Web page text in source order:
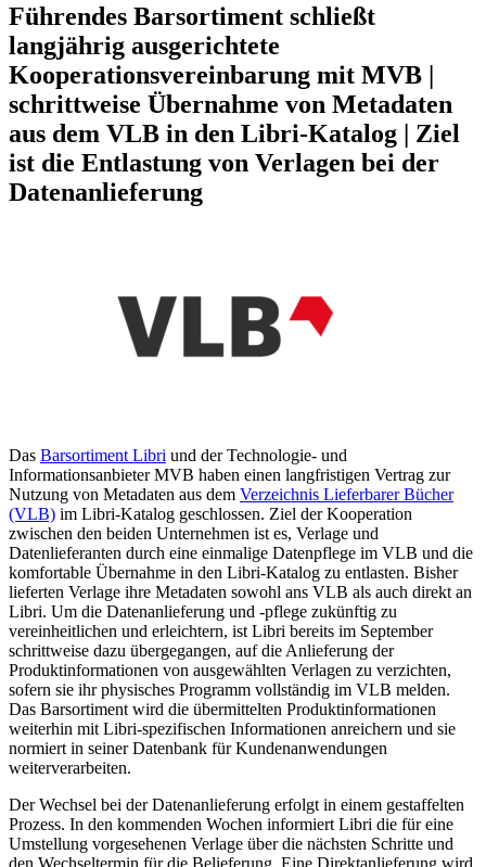
Führendes Barsortiment schließt
langjährig ausgerichtete
Kooperationsvereinbarung mit MVB |
schrittweise Übernahme von Metadaten
aus dem VLB in den Libri-Katalog | Ziel
ist die Entlastung von Verlagen bei der
Datenanlieferung
Das Barsortiment Libri und der Technologie- und
Informationsanbieter MVB haben einen langfristigen Vertrag zur
Nutzung von Metadaten aus dem Verzeichnis Lieferbarer Bücher
(VLB) im Libri-Katalog geschlossen. Ziel der Kooperation
zwischen den beiden Unternehmen ist es, Verlage und
Datenlieferanten durch eine einmalige Datenpflege im VLB und die
komfortable Übernahme in den Libri-Katalog zu entlasten. Bisher
lieferten Verlage ihre Metadaten sowohl ans VLB als auch direkt an
Libri. Um die Datenanlieferung und -pflege zukünftig zu
vereinheitlichen und erleichtern, ist Libri bereits im September
schrittweise dazu übergegangen, auf die Anlieferung der
Produktinformationen von ausgewählten Verlagen zu verzichten,
sofern sie ihr physisches Programm vollständig im VLB melden.
Das Barsortiment wird die übermittelten Produktinformationen
weiterhin mit Libri-spezifischen Informationen anreichern und sie
normiert in seiner Datenbank für Kundenanwendungen
weiterverarbeiten.
Der Wechsel bei der Datenanlieferung erfolgt in einem gestaffelten
Prozess. In den kommenden Wochen informiert Libri die für eine
Umstellung vorgesehenen Verlage über die nächsten Schritte und
den Wechseltermin für die Belieferung. Eine Direktanlieferung wird